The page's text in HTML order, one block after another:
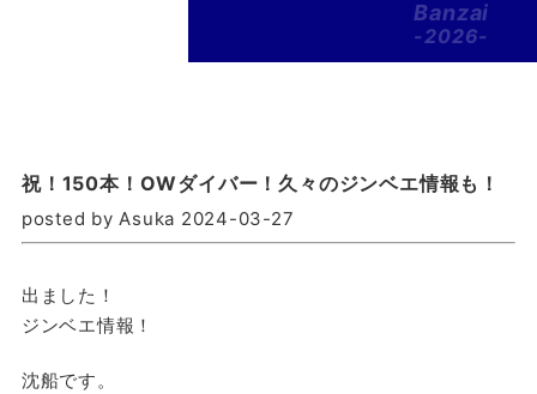
Banzai
-2026-
祝！150本！OWダイバー！久々のジンベエ情報も！
posted by Asuka 2024-03-27
出ました！
ジンベエ情報！
沈船です。